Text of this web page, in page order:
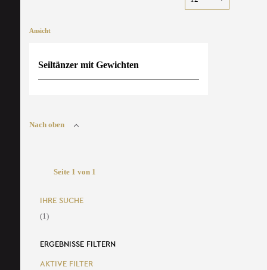
Ansicht
Seiltänzer mit Gewichten
Nach oben
Seite 1 von 1
IHRE SUCHE
(1)
ERGEBNISSE FILTERN
AKTIVE FILTER